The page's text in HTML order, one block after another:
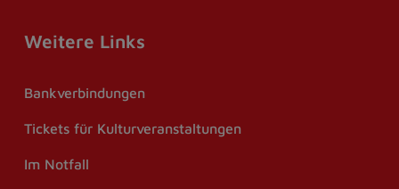
Weitere Links
Bankverbindungen
Tickets für Kulturveranstaltungen
Im Notfall